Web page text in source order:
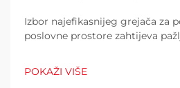
Izbor najefikasnijeg grejača za
poslovne prostore zahtijeva
udobnost kupaca i potrošnju
može rezultirati neadekvatnom
POKAŽI VIŠE